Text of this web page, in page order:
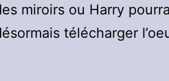
miroirs ou Harry
télécharger